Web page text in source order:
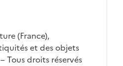
(France),
et des objets
Tous droits réservés